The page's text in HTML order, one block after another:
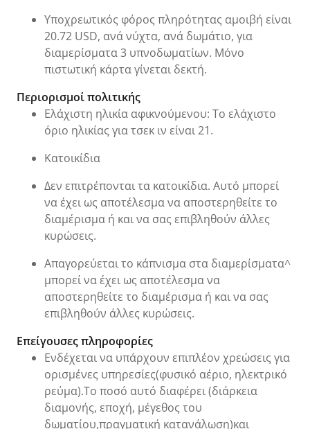
Υποχρεωτικός φόρος πληρότητας αμοιβή είναι
20.72 USD, ανά νύχτα, ανά δωμάτιο, για
διαμερίσματα 3 υπνοδωματίων. Μόνο
πιστωτική κάρτα γίνεται δεκτή.
Περιορισμοί πολιτικής
Ελάχιστη ηλικία αφικνούμενου: Το ελάχιστο
όριο ηλικίας για τσεκ ιν είναι 21.
Κατοικίδια
Δεν επιτρέπονται τα κατοικίδια. Αυτό μπορεί
να έχει ως αποτέλεσμα να αποστερηθείτε το
διαμέρισμα ή και να σας επιβληθούν άλλες
κυρώσεις.
Απαγορεύεται το κάπνισμα στα διαμερίσματα^
μπορεί να έχει ως αποτέλεσμα να
αποστερηθείτε το διαμέρισμα ή και να σας
επιβληθούν άλλες κυρώσεις.
Επείγουσες πληροφορίες
Ενδέχεται να υπάρχουν επιπλέον χρεώσεις για
ορισμένες υπηρεσίες(φυσικό αέριο, ηλεκτρικό
ρεύμα).Το ποσό αυτό διαφέρει (διάρκεια
διαμονής, εποχή, μέγεθος του
δωματίου,πραγματική κατανάλωση)και